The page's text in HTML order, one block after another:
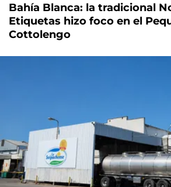
Bahía Blanca: la tradicional
Etiquetas hizo foco en el
Cottolengo